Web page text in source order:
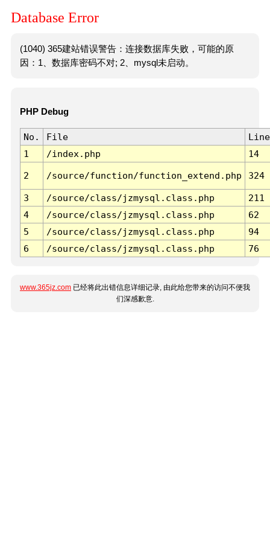
Database Error
(1040) 365建站错误警告：连接数据库失败，可能的原
因：1、数据库密码不对; 2、mysql未启动。
PHP Debug
No. File
Line
1
/index.php 14
2 /source/function/function_extend.php 324
3 /source/class/jzmysql.class.php
211
4
/source/class/jzmysql.class.php
62
5
/source/class/jzmysql.class.php
94
6
/source/class/jzmysql.class.php 76
www.365jz.com 已经将此出错信息详细记录, 由此给您带来的访问不便我
们深感歉意.